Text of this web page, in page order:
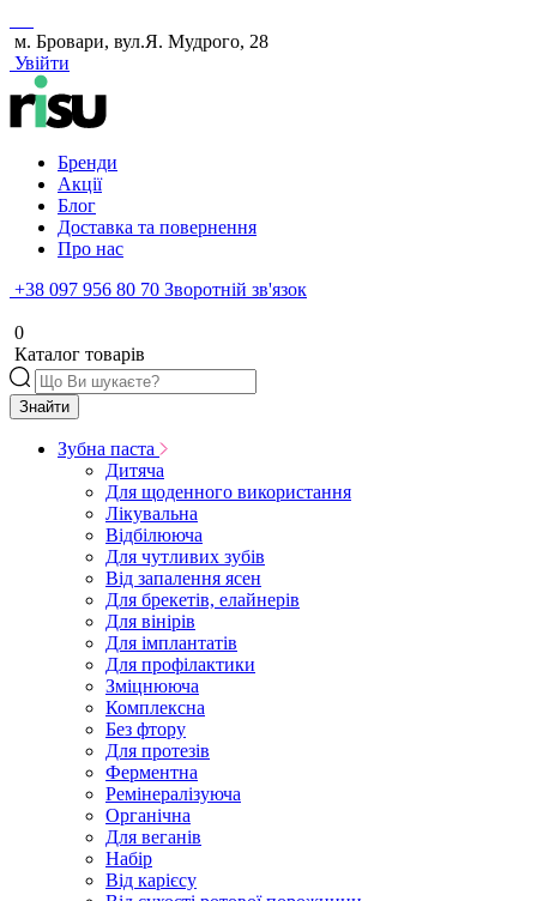
м. Бровари, вул.Я. Мудрого, 28
Увійти
Бренди
Акції
Блог
Доставка та повернення
Про нас
+38 097 956 80 70 Зворотній зв'язок
0
Каталог товарів
Знайти
Зубна паста
Дитяча
Для щоденного використання
Лікувальна
Відбілююча
Для чутливих зубів
Від запалення ясен
Для брекетів, елайнерів
Для вінірів
Для імплантатів
Для профілактики
Зміцнююча
Комплексна
Без фтору
Для протезів
Ферментна
Ремінералізуюча
Органічна
Для веганів
Набір
Від карієсу